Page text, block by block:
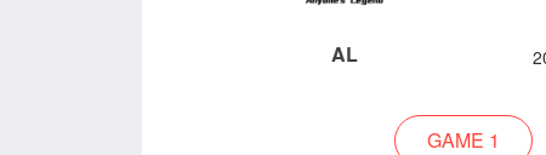
AL
GAME 1